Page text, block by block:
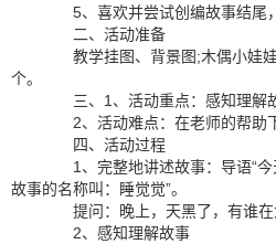
5、喜欢并尝试创编故事结尾，
二、活动准备
教学挂图、背景图;木偶小娃娃
个。
三、1、活动重点：感知理解故
2、活动难点：在老师的帮助下
四、活动过程
1、完整地讲述故事：导语“今
故事的名称叫：睡觉觉”。
提问：晚上，天黑了，有谁在
2、感知理解故事